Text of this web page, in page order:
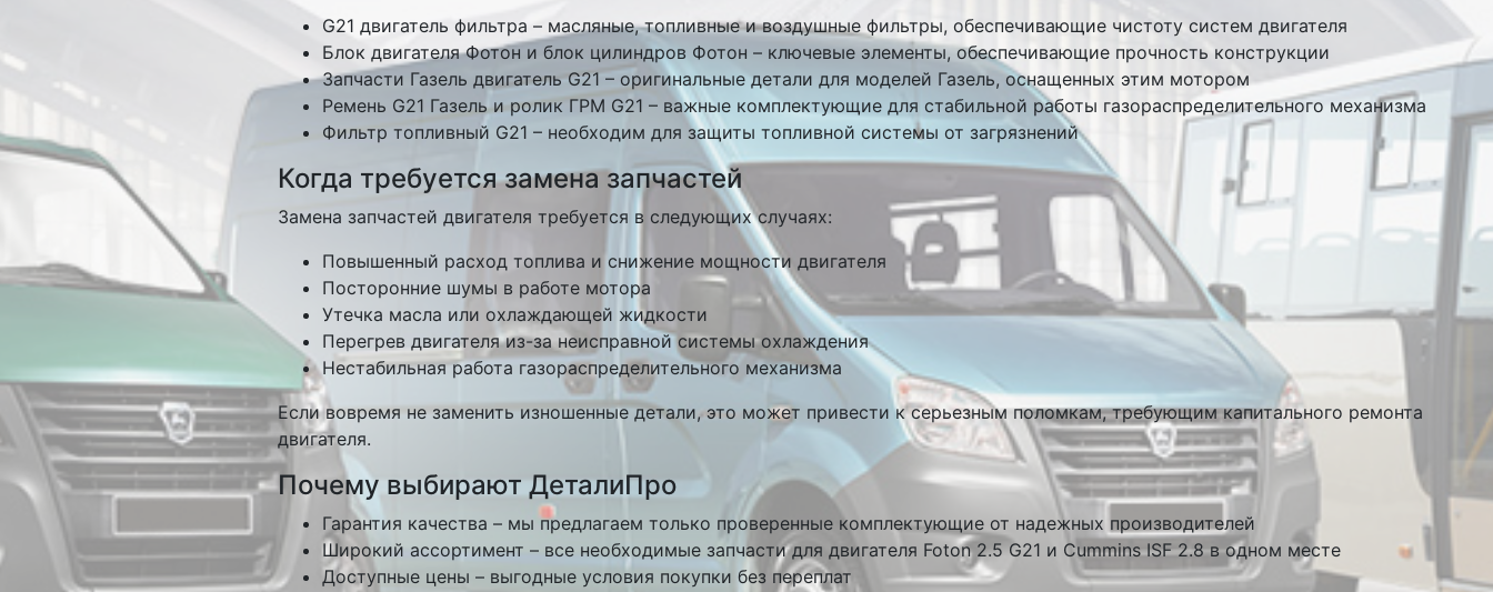
G21 двигатель фильтра – масляные, топливные и воздушные фильтры, обеспечивающие чистоту систем двигателя
Блок двигателя Фотон и блок цилиндров Фотон – ключевые элементы, обеспечивающие прочность конструкции
Запчасти Газель двигатель G21 – оригинальные детали для моделей Газель, оснащенных этим мотором
Ремень G21 Газель и ролик ГРМ G21 – важные комплектующие для стабильной работы газораспределительного механизма
Фильтр топливный G21 – необходим для защиты топливной системы от загрязнений
Когда требуется замена запчастей
Замена запчастей двигателя требуется в следующих случаях:
Повышенный расход топлива и снижение мощности двигателя
Посторонние шумы в работе мотора
Утечка масла или охлаждающей жидкости
Перегрев двигателя из-за неисправной системы охлаждения
Нестабильная работа газораспределительного механизма
Если вовремя не заменить изношенные детали, это может привести к серьезным поломкам, требующим капитального ремонта
двигателя.
Почему выбирают ДеталиПро
Гарантия качества – мы предлагаем только проверенные комплектующие от надежных производителей
Широкий ассортимент – все необходимые запчасти для двигателя Foton 2.5 G21 и Cummins ISF 2.8 в одном месте
Доступные цены – выгодные условия покупки без переплат